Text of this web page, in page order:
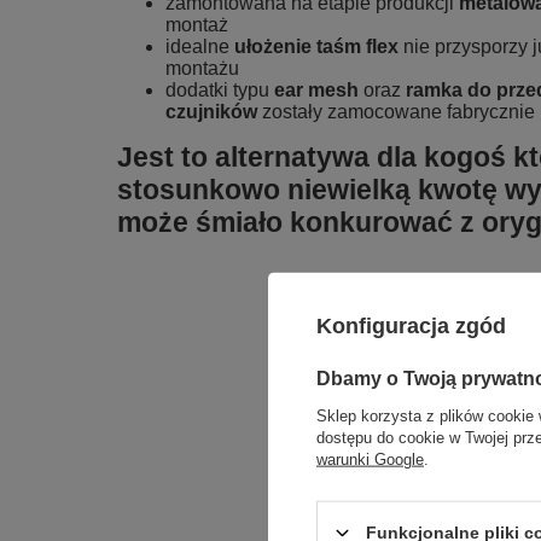
montaż
idealne ułożenie taśm flex nie przysporzy
montażu
dodatki typu ear mesh oraz ramka do
czujników zostały zamocowane fabrycznie
Jest to alternatywa dla kogoś
stosunkowo niewielką kwotę
może śmiało konkurować z
Konfiguracja zgód
Dbamy o Twoją
Sklep korzysta z plików cookie
dostępu do cookie w Twojej
warunki Google
Funkcjonalne pliki